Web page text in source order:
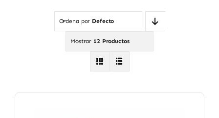
Ordena por Defecto
Mostrar 12 Productos